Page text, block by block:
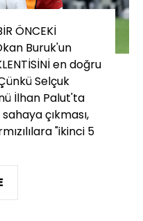
ÖNCEKİ
Buruk'un
en doğru
Selçuk
İlhan Palut'ta
çıkması,
"ikinci 5